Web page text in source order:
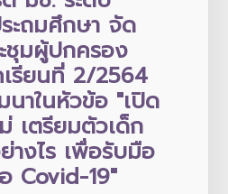
ะถมศึกษา จัด
ชุมผู้ปกครอง
รียนที่ 2/2564
าในหัวข้อ "เปิด
เตรียมตัวเด็ก
างไร เพื่อรับมือ
Covid-19"